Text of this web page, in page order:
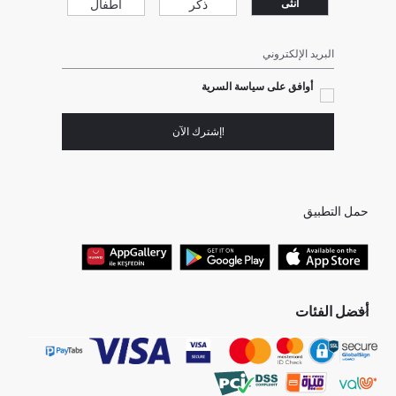
انثى ذكر أطفال
البريد الإلكتروني
أوافق على سياسة السرية
!إشترك الآن
حمل التطبيق
أفضل الفئات
جميع متاجرنا
هدايا عيد الحب
البلوفر النسائية
بلوفر رجالي
برفانات حريمى
جينز رجالي